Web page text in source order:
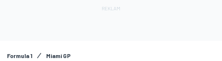
Formula 1 Miami GP